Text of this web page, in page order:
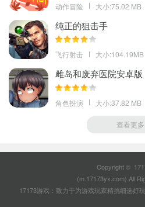
动作冒险 大小:75.02 MB
纯正的狙击手
飞行射击 大小:104.19MB
雌岛和废弃医院安卓版
角色扮演 大小:37.82 MB
查看更多
Copyright ©
(m.17173yx.com).All
17173游戏：致力于为游戏玩家精挑细选好